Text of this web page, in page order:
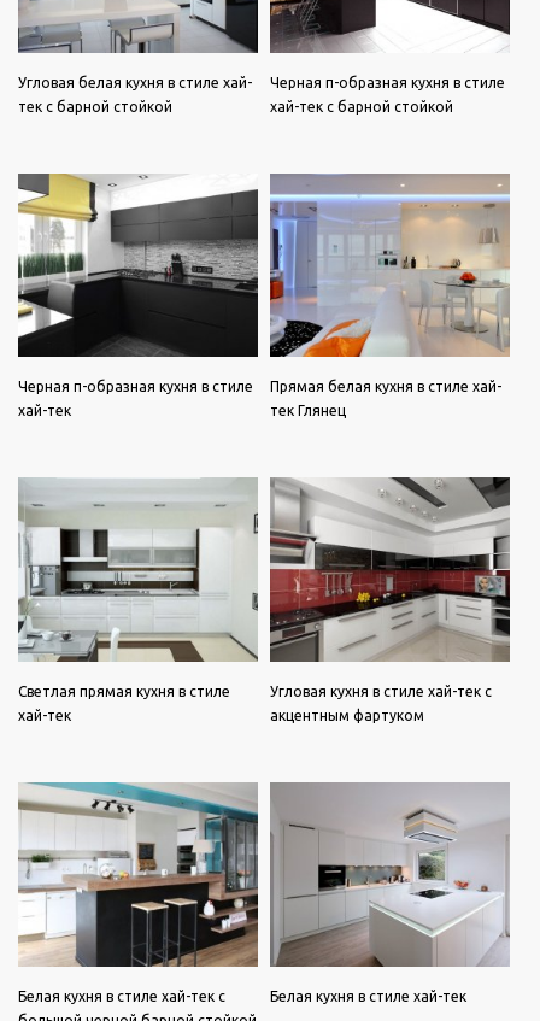
Угловая белая кухня в стиле хай-
тек с барной стойкой
Черная п-образная кухня в стиле
хай-тек с барной стойкой
Черная п-образная кухня в стиле
хай-тек
Прямая белая кухня в стиле хай-
тек Глянец
Светлая прямая кухня в стиле
хай-тек
Угловая кухня в стиле хай-тек с
акцентным фартуком
Белая кухня в стиле хай-тек с
Белая кухня в стиле хай-тек